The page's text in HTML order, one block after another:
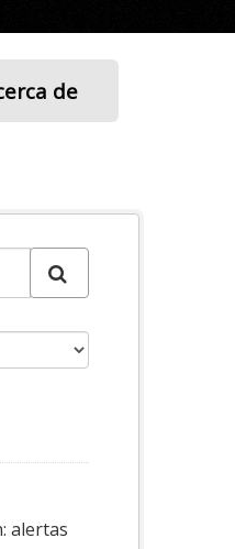
de
alertas